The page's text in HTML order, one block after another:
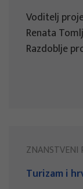
Voditelj
Renata
Razdoblje
ZNANSTVENI
Turizam i